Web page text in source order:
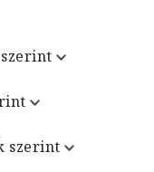
szerint